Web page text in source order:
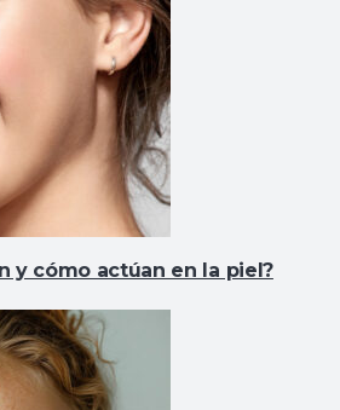
y cómo actúan en la piel?